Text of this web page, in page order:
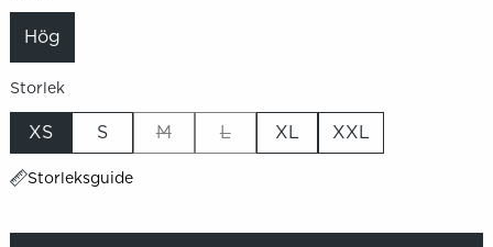
Hög
Storlek
XS S M L XL XXL
Storleksguide